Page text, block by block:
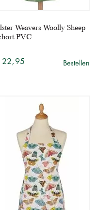
Weavers Woolly Sheep
PVC
22,95 Bestellen